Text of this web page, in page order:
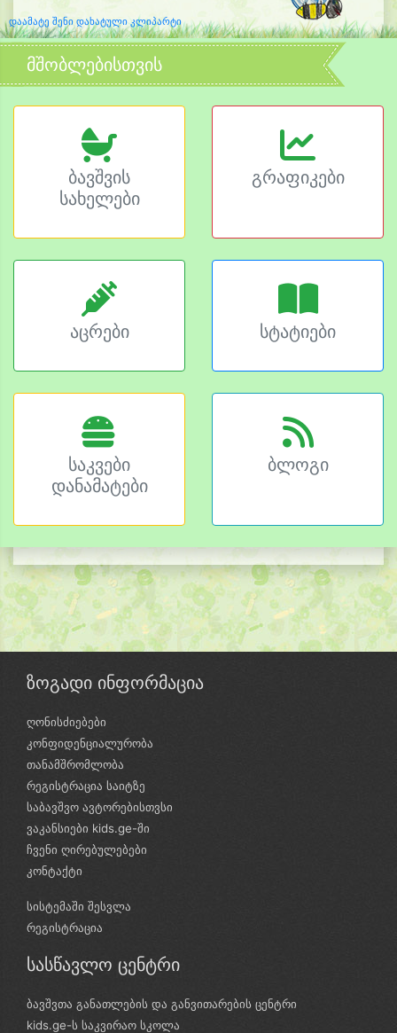
დაამატე შენი დახატული კლიპარტი
მშობლებისთვის
ბავშვის
სახელები
გრაფიკები
აცრები სტატიები
საკვები
დანამატები
ბლოგი
ზოგადი ინფორმაცია
ღონისძიებები
კონფიდენციალურობა
თანამშრომლობა
რეგისტრაცია საიტზე
საბავშვო ავტორებისთვსი
ვაკანსიები kids.ge-ში
ჩვენი ღირებულებები
კონტაქტი
სისტემაში შესვლა
რეგისტრაცია
სასწავლო ცენტრი
ბავშვთა განათლების და განვითარების ცენტრი
kids.ge-ს საკვირაო სკოლა